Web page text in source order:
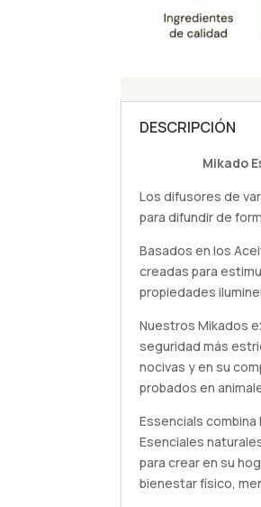
DESCRIPCIÓN
Mikado
Los difusores de
para difundir de
Basados en los
creadas para
propiedades
Nuestros Mikados
seguridad más
nocivas y en su
probados en
Essencials
Esenciales
para crear en su
bienestar físico,